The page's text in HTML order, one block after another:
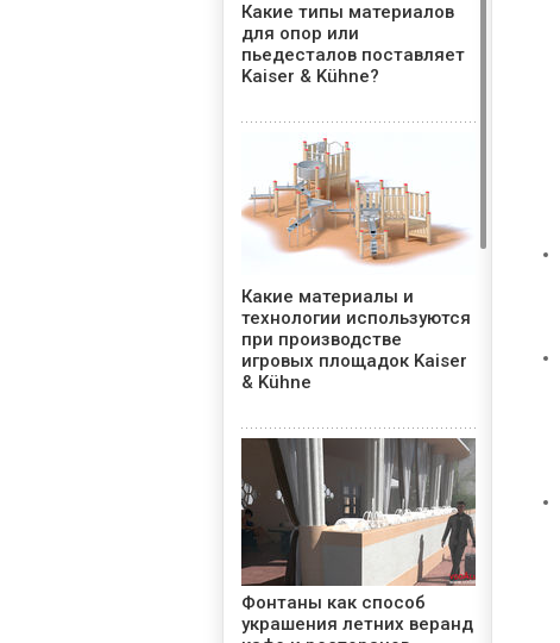
Какие типы материалов
для опор или
пьедесталов поставляет
Kaiser & Kühne?
Какие материалы и
технологии используются
при производстве
игровых площадок Kaiser
& Kühne
Фонтаны как способ
украшения летних веранд